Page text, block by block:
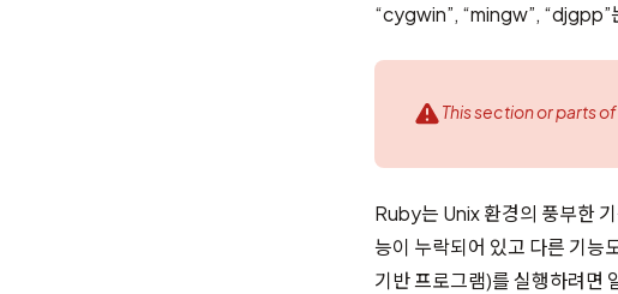
“cygwin”, “mingw”, “djgpp”
This section or parts
Ruby는 Unix 환경의 풍부한
능이 누락되어 있고 다른 기
기반 프로그램)를 실행하려면